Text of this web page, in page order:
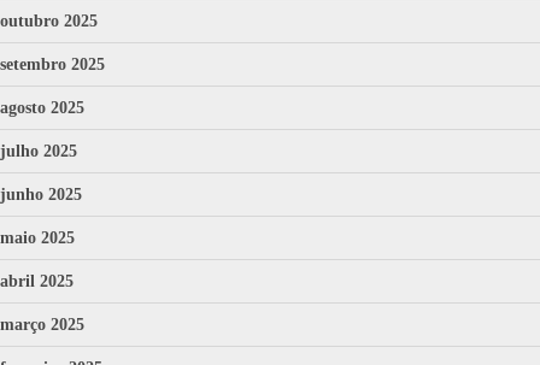
outubro 2025
setembro 2025
agosto 2025
julho 2025
junho 2025
maio 2025
abril 2025
março 2025